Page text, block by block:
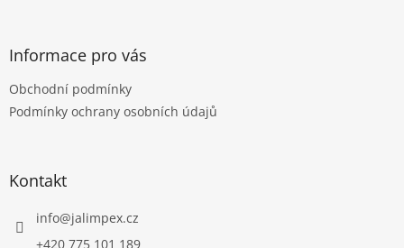
Informace pro vás
Obchodní podmínky
Podmínky ochrany osobních údajů
Kontakt
info@jalimpex.cz
+420 775 101 189